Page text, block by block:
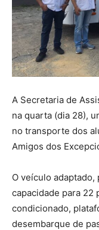
A Secretaria de
na quarta (dia 28),
no transporte dos
Amigos dos
O veículo
capacidade para 22
condicionado,
desembarque de